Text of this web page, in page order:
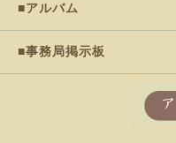
■アルバム
■事務局掲示板